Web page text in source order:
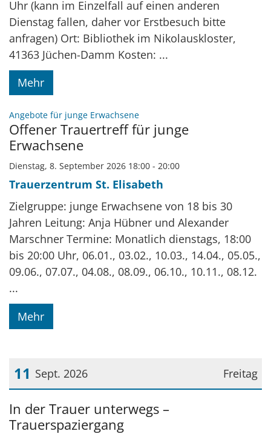
Uhr (kann im Einzelfall auf einen anderen
Dienstag fallen, daher vor Erstbesuch bitte
anfragen) Ort: Bibliothek im Nikolauskloster,
41363 Jüchen-Damm Kosten: ...
Mehr
Angebote für junge Erwachsene:
Offener Trauertreff für junge
Erwachsene
Dienstag, 8. September 2026 18:00 - 20:00
Trauerzentrum St. Elisabeth
Zielgruppe: junge Erwachsene von 18 bis 30
Jahren Leitung: Anja Hübner und Alexander
Marschner Termine: Monatlich dienstags, 18:00
bis 20:00 Uhr, 06.01., 03.02., 10.03., 14.04., 05.05.,
09.06., 07.07., 04.08., 08.09., 06.10., 10.11., 08.12.
...
Mehr
Freitag
11 Sept. 2026
Datum: 11. September 2026
In der Trauer unterwegs –
Trauerspaziergang